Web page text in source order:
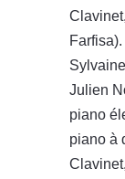
Farfisa).
Julien
piano
piano à